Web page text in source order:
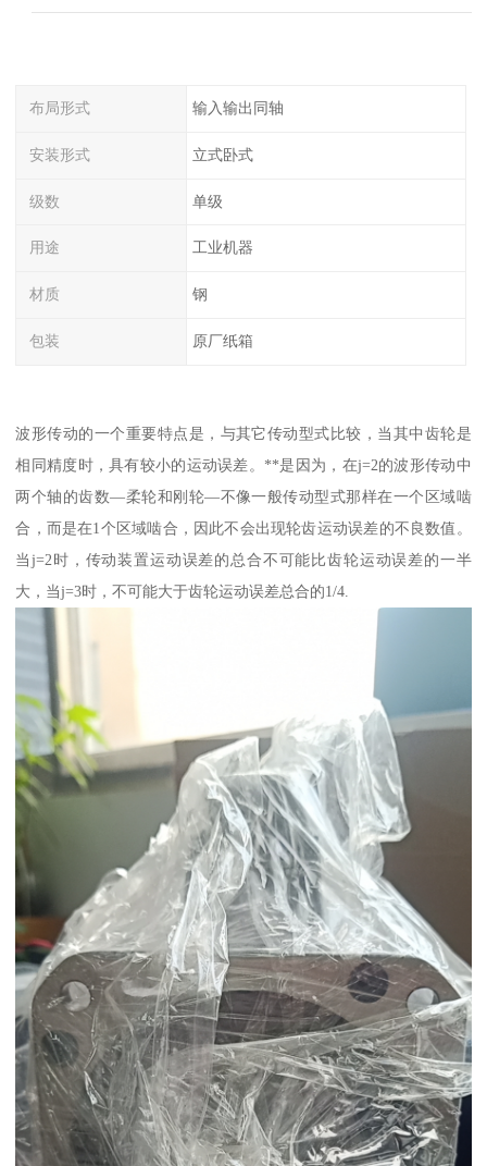
布局形式 输入输出同轴
安装形式 立式卧式
级数 单级
用途 工业机器
材质 钢
包装 原厂纸箱
波形传动的一个重要特点是，与其它传动型式比较，当其中齿轮是
相同精度时，具有较小的运动误差。**是因为，在j=2的波形传动中
两个轴的齿数—柔轮和刚轮—不像一般传动型式那样在一个区域啮
合，而是在1个区域啮合，因此不会出现轮齿运动误差的不良数值。
当j=2时，传动装置运动误差的总合不可能比齿轮运动误差的一半
大，当j=3时，不可能大于齿轮运动误差总合的1/4.